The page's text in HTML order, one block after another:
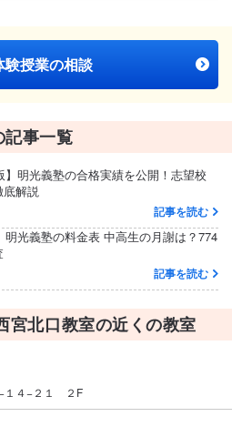
験授業の相談
事一覧
】明光義塾の合格実績を公開！志望校
解説
記事を読む
明光義塾の料金表 中高生の月謝は？774
記事を読む
宮北口教室の近くの教室
１４−２１ ２F